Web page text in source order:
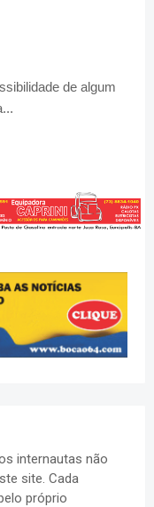
de algum
internautas não
site. Cada
próprio